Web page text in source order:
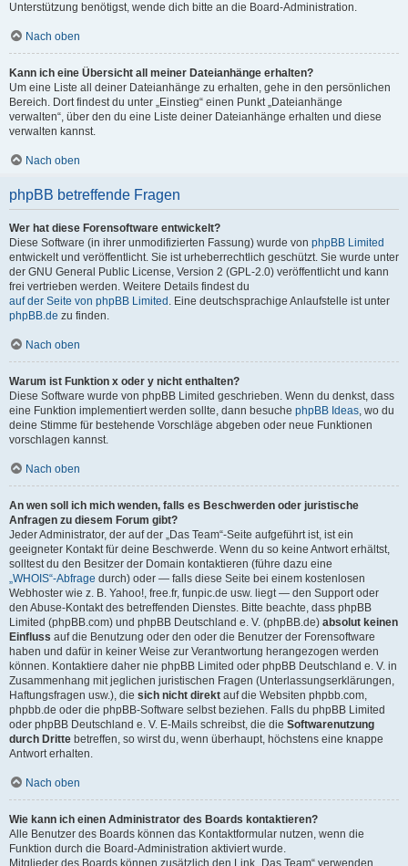
Unterstützung benötigst, wende dich bitte an die Board-Administration.
Nach oben
Kann ich eine Übersicht all meiner Dateianhänge erhalten?
Um eine Liste all deiner Dateianhänge zu erhalten, gehe in den persönlichen
Bereich. Dort findest du unter „Einstieg“ einen Punkt „Dateianhänge
verwalten“, über den du eine Liste deiner Dateianhänge erhalten und diese
verwalten kannst.
Nach oben
phpBB betreffende Fragen
Wer hat diese Forensoftware entwickelt?
Diese Software (in ihrer unmodifizierten Fassung) wurde von phpBB Limited
entwickelt und veröffentlicht. Sie ist urheberrechtlich geschützt. Sie wurde unter
der GNU General Public License, Version 2 (GPL-2.0) veröffentlicht und kann
frei vertrieben werden. Weitere Details findest du
auf der Seite von phpBB Limited . Eine deutschsprachige Anlaufstelle ist unter
phpBB.de zu finden.
Nach oben
Warum ist Funktion x oder y nicht enthalten?
Diese Software wurde von phpBB Limited geschrieben. Wenn du denkst, dass
eine Funktion implementiert werden sollte, dann besuche phpBB Ideas, wo du
deine Stimme für bestehende Vorschläge abgeben oder neue Funktionen
vorschlagen kannst.
Nach oben
An wen soll ich mich wenden, falls es Beschwerden oder juristische
Anfragen zu diesem Forum gibt?
Jeder Administrator, der auf der „Das Team“-Seite aufgeführt ist, ist ein
geeigneter Kontakt für deine Beschwerde. Wenn du so keine Antwort erhältst,
solltest du den Besitzer der Domain kontaktieren (führe dazu eine
„WHOIS“-Abfrage durch) oder — falls diese Seite bei einem kostenlosen
Webhoster wie z. B. Yahoo!, free.fr, funpic.de usw. liegt — den Support oder
den Abuse-Kontakt des betreffenden Dienstes. Bitte beachte, dass phpBB
Limited (phpBB.com) und phpBB Deutschland e. V. (phpBB.de) absolut keinen
Einfluss auf die Benutzung oder den oder die Benutzer der Forensoftware
haben und dafür in keiner Weise zur Verantwortung herangezogen werden
können. Kontaktiere daher nie phpBB Limited oder phpBB Deutschland e. V. in
Zusammenhang mit jeglichen juristischen Fragen (Unterlassungserklärungen,
Haftungsfragen usw.), die sich nicht direkt auf die Websiten phpbb.com,
phpbb.de oder die phpBB-Software selbst beziehen. Falls du phpBB Limited
oder phpBB Deutschland e. V. E-Mails schreibst, die die Softwarenutzung
durch Dritte betreffen, so wirst du, wenn überhaupt, höchstens eine knappe
Antwort erhalten.
Nach oben
Wie kann ich einen Administrator des Boards kontaktieren?
Alle Benutzer des Boards können das Kontaktformular nutzen, wenn die
Funktion durch die Board-Administration aktiviert wurde.
Mitglieder des Boards können zusätzlich den Link „Das Team“ verwenden.